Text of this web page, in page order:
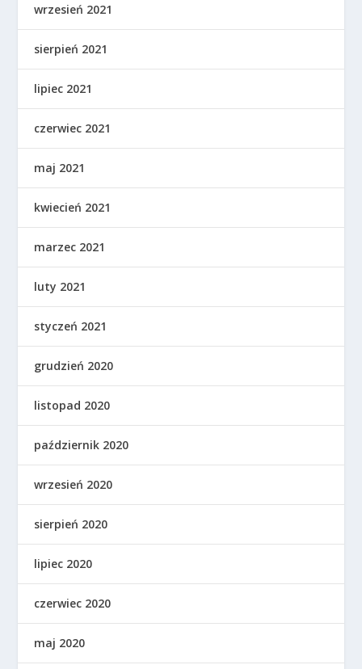
wrzesień 2021
sierpień 2021
lipiec 2021
czerwiec 2021
maj 2021
kwiecień 2021
marzec 2021
luty 2021
styczeń 2021
grudzień 2020
listopad 2020
październik 2020
wrzesień 2020
sierpień 2020
lipiec 2020
czerwiec 2020
maj 2020